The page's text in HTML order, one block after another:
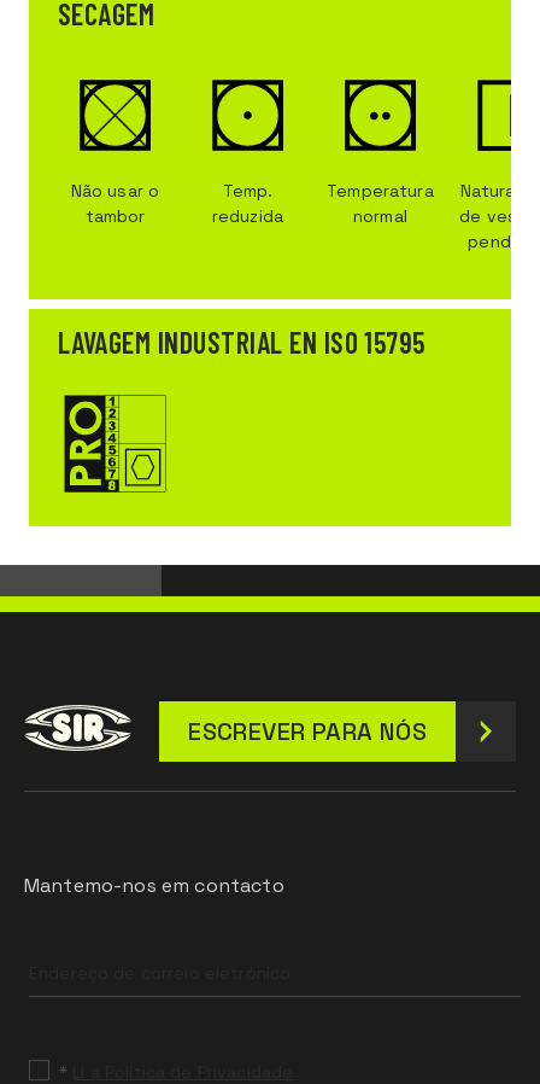
SECAGEM
Não usar o
tambor
Temp.
reduzida
Temperatura
normal
Natural
de
LAVAGEM INDUSTRIAL EN ISO 15795
ESCREVER PARA NÓS
Mantemo-nos em contacto
field
*